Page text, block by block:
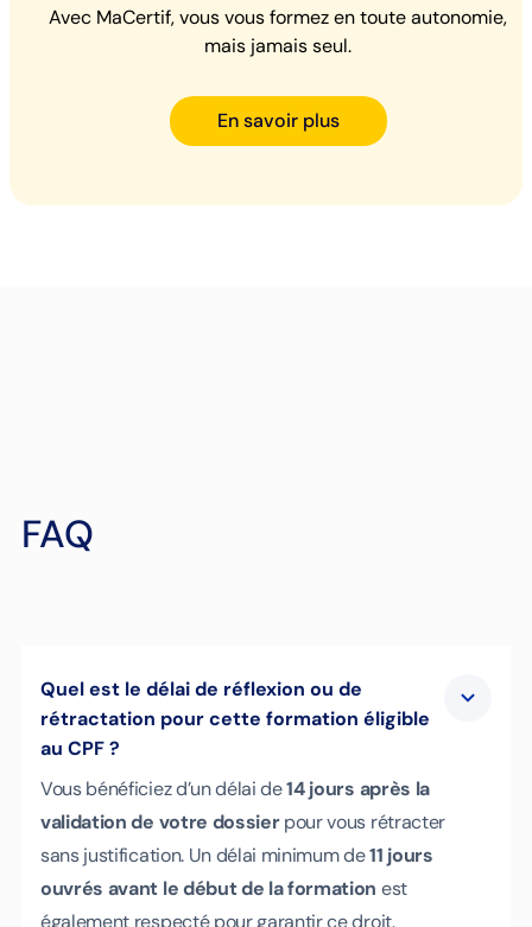
Avec MaCertif, vous vous formez en toute autonomie,
mais jamais seul.
En savoir plus
FAQ
Quel est le délai de réflexion ou de
rétractation pour cette formation éligible
au CPF ?
Vous bénéficiez d’un délai de14 jours après la
validation de votre dossierpour vous rétracter
sans justification. Un délai minimum de11 jours
ouvrés avant le début de la formation est
également respecté pour garantir ce droit.